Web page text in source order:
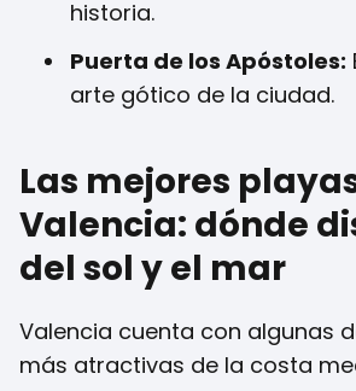
historia.
Puerta de los Apóstoles:
arte gótico de la ciudad.
Las mejores
Valencia: dónde
del sol y el mar
Valencia cuenta con algunas
más atractivas de la costa